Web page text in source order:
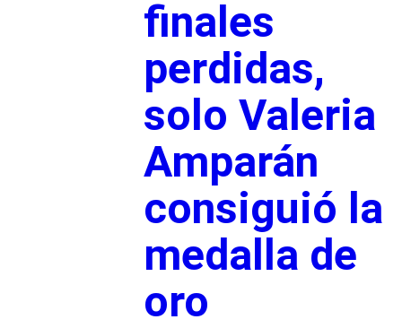
finales
perdidas,
solo Valeria
Amparán
consiguió la
medalla de
oro